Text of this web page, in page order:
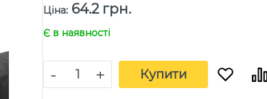
Ціна: 64.2 грн.
Є в наявності
- + Купити